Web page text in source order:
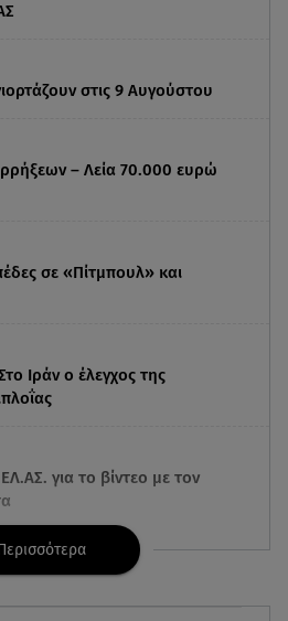
στις 9 Αυγούστου
– Λεία 70.000 ευρώ
σε «Πίτμπουλ» και
Ιράν ο έλεγχος της
για το βίντεο με τον
χωρίς τις
από πηγάδι